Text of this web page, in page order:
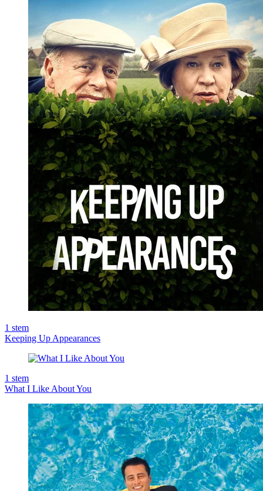
1 stem
Keeping Up Appearances
1 stem
What I Like About You